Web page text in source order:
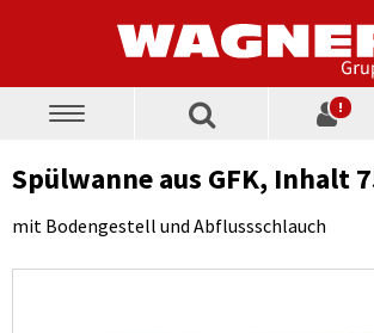
Toggle
!
Spülwanne aus GFK, Inhalt
mit Bodengestell und Abflussschlauch